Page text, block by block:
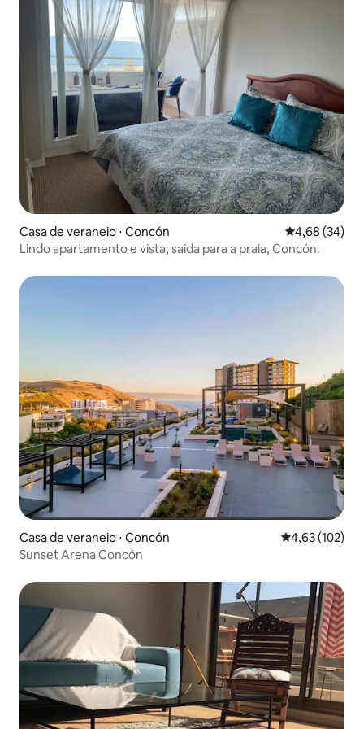
Casa de veraneio ⋅ Concón 4,68 de uma
4,68 (34)
Lindo apartamento e vista, saída para a praia, Concón.
Casa de veraneio ⋅ Concón 4,63 de uma
4,63 (102)
Sunset Arena Concón